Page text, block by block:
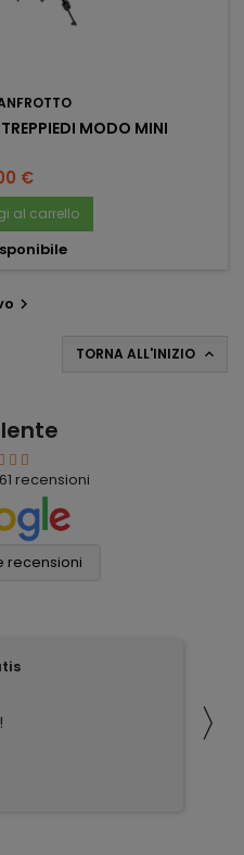
MODO MINI
€
al carrello

TORNA ALL'INIZIO 
recensioni
recensioni
〉